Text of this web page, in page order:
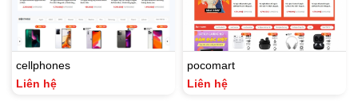
cellphones
Liên hệ
pocomart
Liên hệ